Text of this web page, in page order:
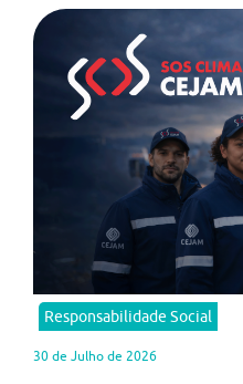
Responsabilidade Social
30 de Julho de 2026